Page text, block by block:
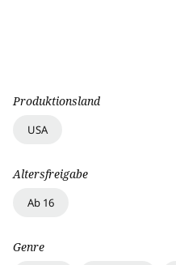
Produktionsland
USA
Altersfreigabe
Ab 16
Genre